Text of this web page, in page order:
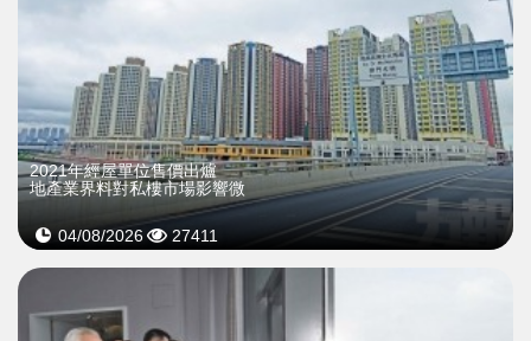
2021年經屋單位售價出爐
地產業界料對私樓市場影響微
04/08/2026 27411